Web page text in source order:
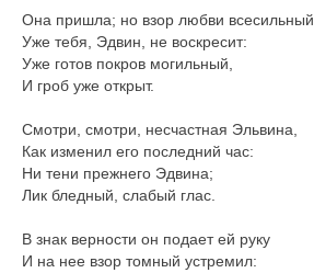
Она пришла; но взор любви всесильный
Уже тебя, Эдвин, не воскресит:
Уже готов покров могильный,
И гроб уже открыт.
Смотри, смотри, несчастная Эльвина,
Как изменил его последний час:
Ни тени прежнего Эдвина;
Лик бледный, слабый глас.
В знак верности он подает ей руку
И на нее взор томный устремил: